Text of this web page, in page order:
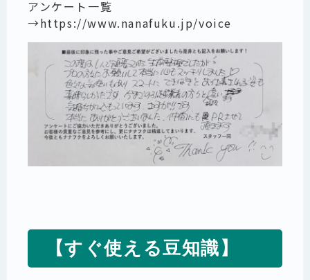
アンケート一覧
→https://www.nanafuku.jp/voice
【すぐ使える豆知識】